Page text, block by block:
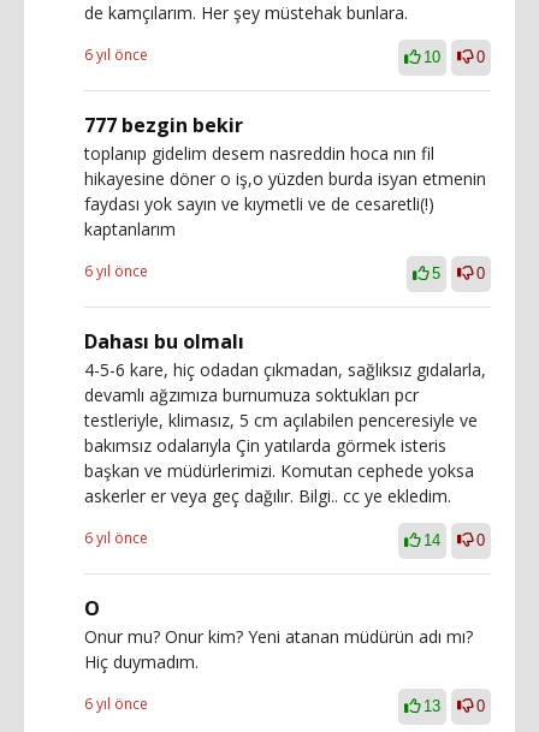
de kamçılarım. Her şey müstehak bunlara.
6 yıl önce 10 0
777 bezgin bekir
toplanıp gidelim desem nasreddin hoca nın fil
hikayesine döner o iş,o yüzden burda isyan etmenin
faydası yok sayın ve kıymetli ve de cesaretli(!)
kaptanlarım
6 yıl önce 5 0
Dahası bu olmalı
4-5-6 kare, hiç odadan çıkmadan, sağlıksız gıdalarla,
devamlı ağzımıza burnumuza soktukları pcr
testleriyle, klimasız, 5 cm açılabilen penceresiyle ve
bakımsız odalarıyla Çin yatılarda görmek isteris
başkan ve müdürlerimizi. Komutan cephede yoksa
askerler er veya geç dağılır. Bilgi.. cc ye ekledim.
6 yıl önce 14 0
O
Onur mu? Onur kim? Yeni atanan müdürün adı mı?
Hiç duymadım.
6 yıl önce 13 0